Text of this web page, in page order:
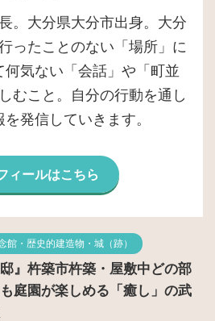
。大分県大分市出身。大分
ったことのない「場所」に
気ない「会話」や「町並
むこと。自分の行動を通し
発信していきます。
ィールはこちら
館・歴史的建造物・城（跡）
邸』杵築市杵築・屋敷中どの部
庭園が楽しめる「癒し」の武